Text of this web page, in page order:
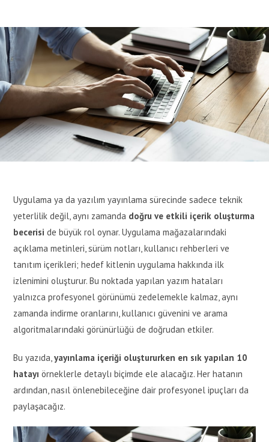
Uygulama ya da yazılım yayınlama sürecinde sadece teknik
yeterlilik değil, aynı zamanda doğru ve etkili içerik oluşturma
becerisi de büyük rol oynar. Uygulama mağazalarındaki
açıklama metinleri, sürüm notları, kullanıcı rehberleri ve
tanıtım içerikleri; hedef kitlenin uygulama hakkında ilk
izlenimini oluşturur. Bu noktada yapılan yazım hataları
yalnızca profesyonel görünümü zedelemekle kalmaz, aynı
zamanda indirme oranlarını, kullanıcı güvenini ve arama
algoritmalarındaki görünürlüğü de doğrudan etkiler.
Bu yazıda,yayınlama içeriği oluştururken en sık yapılan 10
hatayı örneklerle detaylı biçimde ele alacağız. Her hatanın
ardından, nasıl önlenebileceğine dair profesyonel ipuçları da
paylaşacağız.